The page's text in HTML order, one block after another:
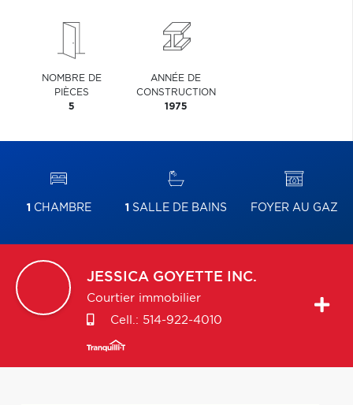
NOMBRE DE
PIÈCES
5
ANNÉE DE
CONSTRUCTION
1975
1 CHAMBRE 1 SALLE DE BAINS FOYER AU GAZ
JESSICA GOYETTE INC.
Courtier immobilier
Cell.: 514-922-4010